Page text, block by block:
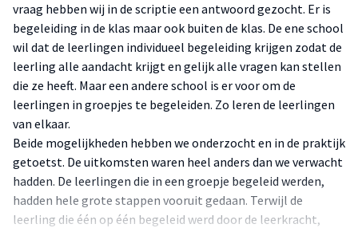
vraag hebben wij in de scriptie een antwoord gezocht. Er is
begeleiding in de klas maar ook buiten de klas. De ene school
wil dat de leerlingen individueel begeleiding krijgen zodat de
leerling alle aandacht krijgt en gelijk alle vragen kan stellen
die ze heeft. Maar een andere school is er voor om de
leerlingen in groepjes te begeleiden. Zo leren de leerlingen
van elkaar.
Beide mogelijkheden hebben we onderzocht en in de praktijk
getoetst. De uitkomsten waren heel anders dan we verwacht
hadden. De leerlingen die in een groepje begeleid werden,
hadden hele grote stappen vooruit gedaan. Terwijl de
leerling die één op één begeleid werd door de leerkracht,